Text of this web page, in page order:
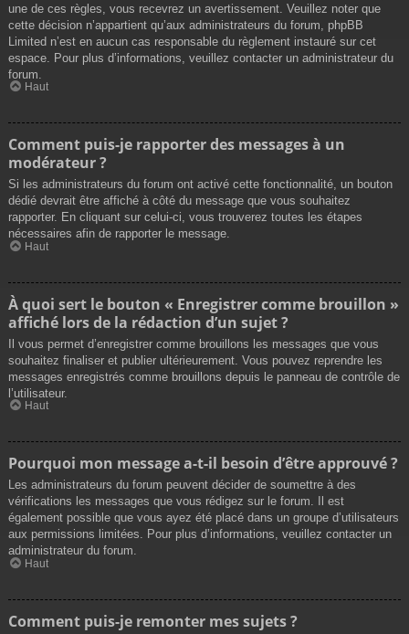
une de ces règles, vous recevrez un avertissement. Veuillez noter que
cette décision n’appartient qu’aux administrateurs du forum, phpBB
Limited n’est en aucun cas responsable du règlement instauré sur cet
espace. Pour plus d’informations, veuillez contacter un administrateur du
forum.
Haut
Comment puis-je rapporter des messages à un
modérateur ?
Si les administrateurs du forum ont activé cette fonctionnalité, un bouton
dédié devrait être affiché à côté du message que vous souhaitez
rapporter. En cliquant sur celui-ci, vous trouverez toutes les étapes
nécessaires afin de rapporter le message.
Haut
À quoi sert le bouton « Enregistrer comme brouillon »
affiché lors de la rédaction d’un sujet ?
Il vous permet d’enregistrer comme brouillons les messages que vous
souhaitez finaliser et publier ultérieurement. Vous pouvez reprendre les
messages enregistrés comme brouillons depuis le panneau de contrôle de
l’utilisateur.
Haut
Pourquoi mon message a-t-il besoin d’être approuvé ?
Les administrateurs du forum peuvent décider de soumettre à des
vérifications les messages que vous rédigez sur le forum. Il est
également possible que vous ayez été placé dans un groupe d’utilisateurs
aux permissions limitées. Pour plus d’informations, veuillez contacter un
administrateur du forum.
Haut
Comment puis-je remonter mes sujets ?